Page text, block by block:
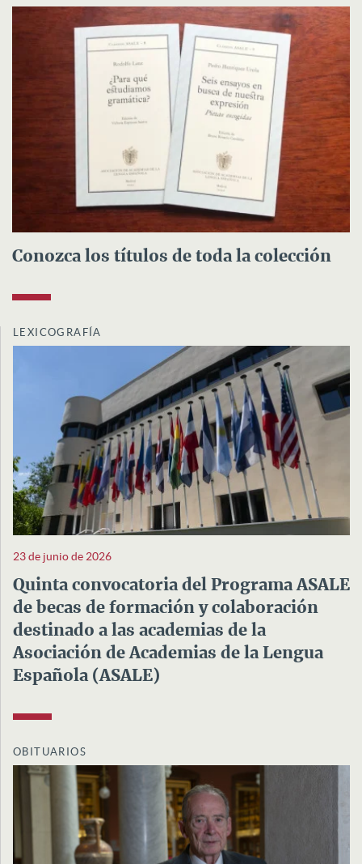
Conozca los títulos de toda la colección
LEXICOGRAFÍA
23 de junio de 2026
Quinta convocatoria del Programa ASALE
de becas de formación y colaboración
destinado a las academias de la
Asociación de Academias de la Lengua
Española (ASALE)
OBITUARIOS